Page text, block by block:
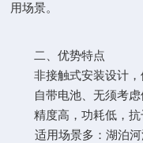
用场景。
二、优势特点
非接触式安装设计，
自带电池、无须考虑
精度高，功耗低，抗
适用场景多：湖泊河